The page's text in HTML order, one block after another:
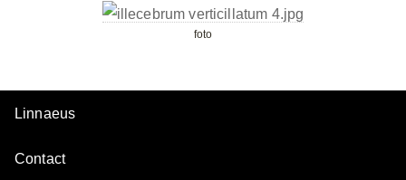
foto
Linnaeus
Contact